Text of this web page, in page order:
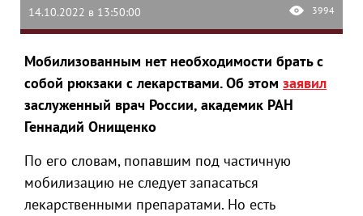
14.10.2022 в 13:50:00 3994
Мобилизованным нет необходимости брать с
собой рюкзаки с лекарствами. Об этом заявил
заслуженный врач России, академик РАН
Геннадий Онищенко
По его словам, попавшим под частичную
мобилизацию не следует запасаться
лекарственными препаратами. Но есть